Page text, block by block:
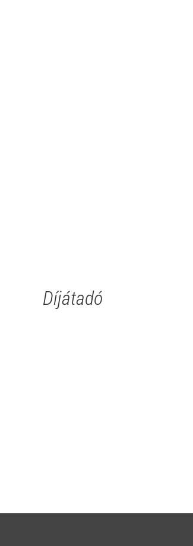
Díjátadó